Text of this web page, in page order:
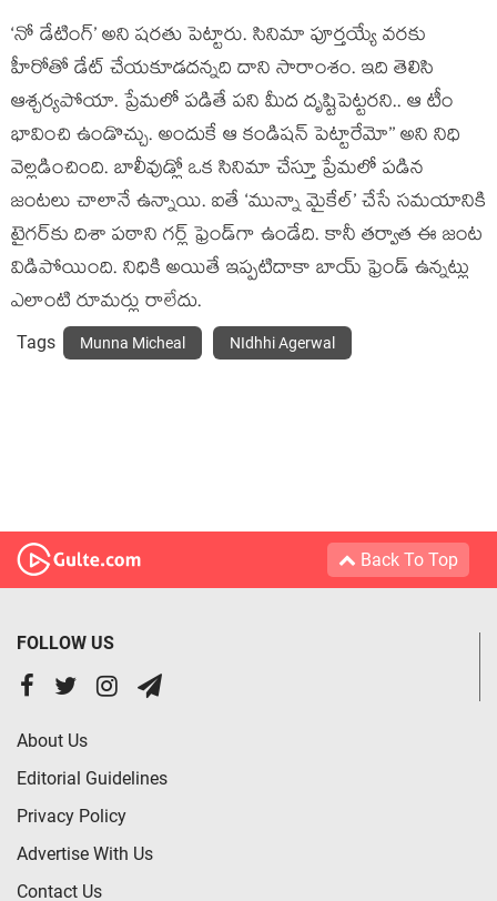
‘నో డేటింగ్’ అని షరతు పెట్టారు. సినిమా పూర్తయ్యే వరకు
హీరోతో డేట్ చేయకూడదన్నది దాని సారాంశం. ఇది తెలిసి
ఆశ్చర్యపోయా. ప్రేమలో పడితే పని మీద దృష్టిపెట్టరని.. ఆ టీం
భావించి ఉండొచ్చు. అందుకే ఆ కండిషన్ పెట్టారేమో’’ అని నిధి
వెల్లడించింది. బాలీవుడ్లో ఒక సినిమా చేస్తూ ప్రేమలో పడిన
జంటలు చాలానే ఉన్నాయి. ఐతే ‘మున్నా మైకేల్’ చేసే సమయానికి
టైగర్‌కు దిశా పఠాని గర్ల్ ఫ్రెండ్‌గా ఉండేది. కానీ తర్వాత ఈ జంట
విడిపోయింది. నిధికి అయితే ఇప్పటిదాకా బాయ్ ఫ్రెండ్ ఉన్నట్లు
ఎలాంటి రూమర్లు రాలేదు.
Tags Munna Micheal NIdhhi Agerwal
Back To Top
FOLLOW US
About Us
Editorial Guidelines
Privacy Policy
Advertise With Us
Contact Us